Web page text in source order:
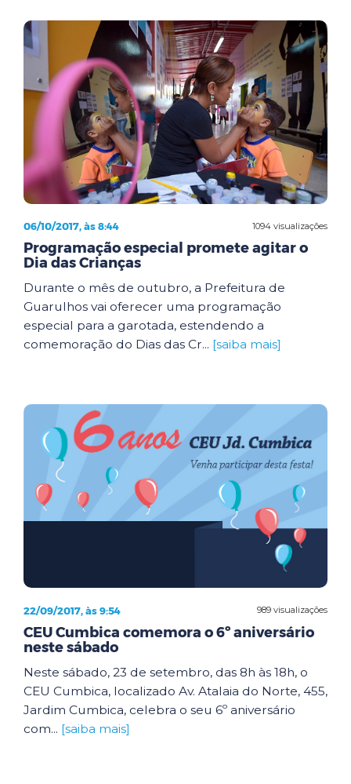
1094 visualizações
06/10/2017, às 8:44
Programação especial promete agitar o
Dia das Crianças
Durante o mês de outubro, a Prefeitura de
Guarulhos vai oferecer uma programação
especial para a garotada, estendendo a
comemoração do Dias das Cr... [saiba mais]
989 visualizações
22/09/2017, às 9:54
CEU Cumbica comemora o 6º aniversário
neste sábado
Neste sábado, 23 de setembro, das 8h às 18h, o
CEU Cumbica, localizado Av. Atalaia do Norte, 455,
Jardim Cumbica, celebra o seu 6º aniversário
com... [saiba mais]